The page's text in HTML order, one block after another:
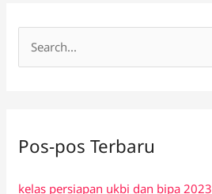
u
Pos-pos Terbaru
kelas persiapan ukbi dan bipa 2023